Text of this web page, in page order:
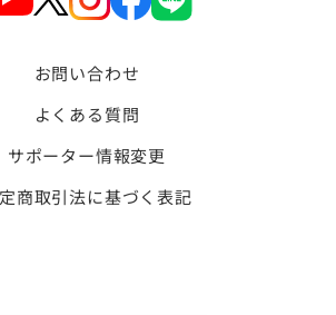
お問い合わせ
よくある質問
サポーター情報変更
商取引法に基づく表記